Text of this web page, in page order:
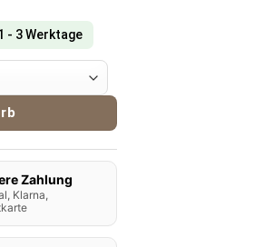
- 3 Werktage
Zahlung
Klarna,